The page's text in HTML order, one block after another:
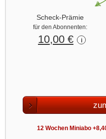
Scheck-Prämie
für den Abonnenten:
10,00 € i
12 Wochen Miniabo